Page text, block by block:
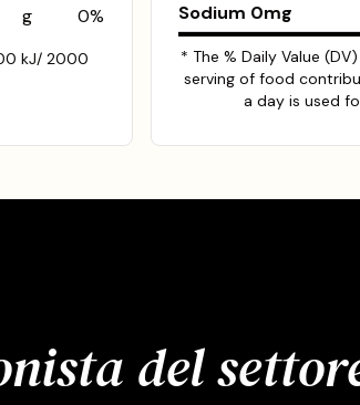
g 0%
kJ/ 2000
Sodium 0mg
* The % Daily Value
serving of food
a day is used
del